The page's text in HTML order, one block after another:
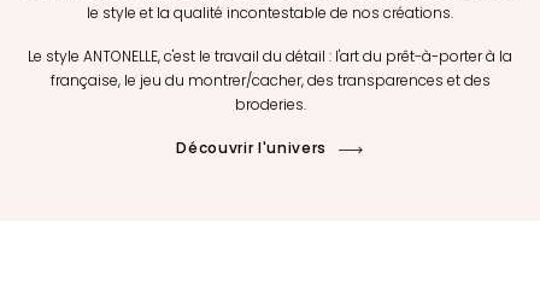
le style et la qualité incontestable de nos créations.
Le style ANTONELLE, c'est le travail du détail : l'art du prêt-à-porter à la
française, le jeu du montrer/cacher, des transparences et des
broderies.
Découvrir l'univers